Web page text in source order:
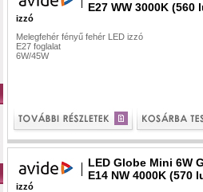
E27 WW 3000K (560
izzó
Melegfehér fényű fehér LED izzó
E27 foglalat
6W/45W
LED Globe Mini 6W
E14 NW 4000K (570
izzó